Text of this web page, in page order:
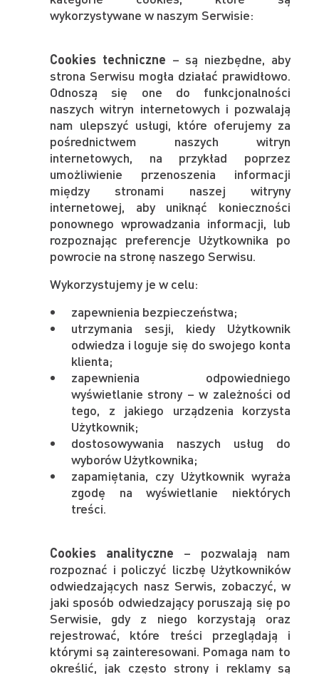
wykorzystywane w naszym Serwisie:
Cookies techniczne – są niezbędne, aby
strona Serwisu mogła działać prawidłowo.
Odnoszą się one do funkcjonalności
naszych witryn internetowych i pozwalają
nam ulepszyć usługi, które oferujemy za
pośrednictwem naszych witryn
internetowych, na przykład poprzez
umożliwienie przenoszenia informacji
między stronami naszej witryny
internetowej, aby uniknąć konieczności
ponownego wprowadzania informacji, lub
rozpoznając preferencje Użytkownika po
powrocie na stronę naszego Serwisu.
Wykorzystujemy je w celu:
zapewnienia bezpieczeństwa;
utrzymania sesji, kiedy Użytkownik
odwiedza i loguje się do swojego konta
klienta;
zapewnienia odpowiedniego
wyświetlanie strony – w zależności od
tego, z jakiego urządzenia korzysta
Użytkownik;
dostosowywania naszych usług do
wyborów Użytkownika;
zapamiętania, czy Użytkownik wyraża
zgodę na wyświetlanie niektórych
treści.
Cookies analityczne – pozwalają nam
rozpoznać i policzyć liczbę Użytkowników
odwiedzających nasz Serwis, zobaczyć, w
jaki sposób odwiedzający poruszają się po
Serwisie, gdy z niego korzystają oraz
rejestrować, które treści przeglądają i
którymi są zainteresowani. Pomaga nam to
określić, jak często strony i reklamy są